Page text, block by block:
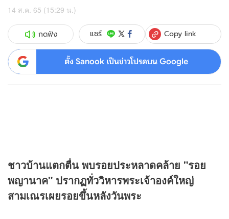
14 ส.ค. 65 (15:29 น.)
กดฟัง แชร์ Copy link
ตั้ง Sanook เป็นข่าวโปรดบน Google
ชาวบ้านแตกตื่น พบรอยประหลาดคล้าย "รอย
พญานาค" ปรากฏทั่ววิหารพระเจ้าองค์ใหญ่
สามเณรเผยรอยขึ้นหลังวันพระ